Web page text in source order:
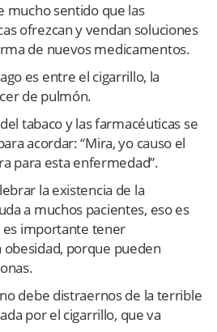
mucho sentido que las
ofrezcan y vendan soluciones
de nuevos medicamentos.
es entre el cigarrillo, la
de pulmón.
tabaco y las farmacéuticas se
acordar: “Mira, yo causo el
para esta enfermedad”.
la existencia de la
a muchos pacientes, eso es
es importante tener
porque pueden
debe distraernos de la terrible
por el cigarrillo, que va